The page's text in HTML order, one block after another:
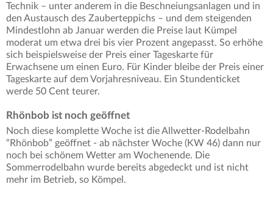
Technik – unter anderem in die Beschneiungsanlagen und in
den Austausch des Zauberteppichs – und dem steigenden
Mindestlohn ab Januar werden die Preise laut Kümpel
moderat um etwa drei bis vier Prozent angepasst. So erhöhe
sich beispielsweise der Preis einer Tageskarte für
Erwachsene um einen Euro. Für Kinder bleibe der Preis einer
Tageskarte auf dem Vorjahresniveau. Ein Stundenticket
werde 50 Cent teurer.
Rhönbob ist noch geöffnet
Noch diese komplette Woche ist die Allwetter-Rodelbahn
“Rhönbob” geöffnet - ab nächster Woche (KW 46) dann nur
noch bei schönem Wetter am Wochenende. Die
Sommerrodelbahn wurde bereits abgedeckt und ist nicht
mehr im Betrieb, so Kömpel.